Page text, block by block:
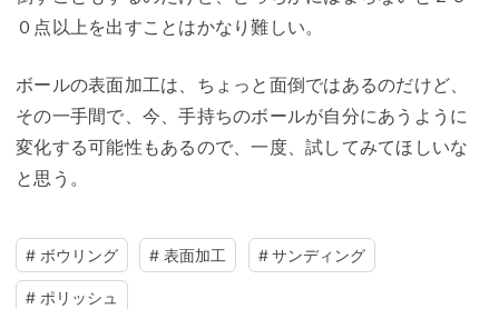
０点以上を出すことはかなり難しい。
ボールの表面加工は、ちょっと面倒ではあるのだけど、
その一手間で、今、手持ちのボールが自分にあうように
変化する可能性もあるので、一度、試してみてほしいな
と思う。
# ボウリング # 表面加工 # サンディング
# ポリッシュ